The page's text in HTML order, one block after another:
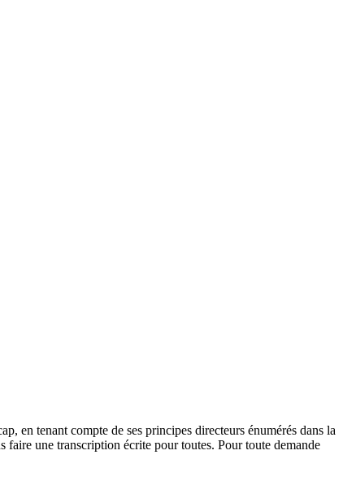
en tenant compte de ses principes directeurs énumérés dans la
faire une transcription écrite pour toutes. Pour toute demande